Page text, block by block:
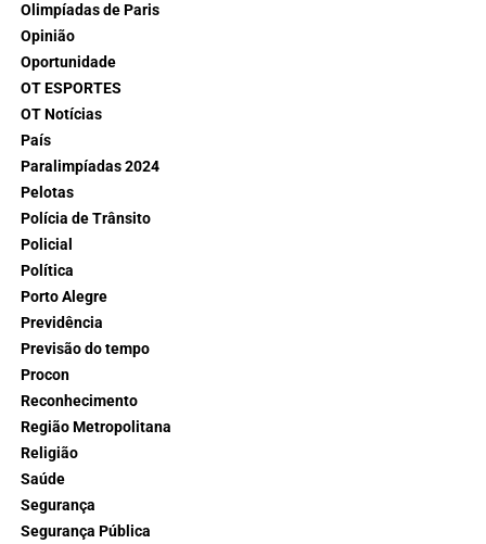
Olimpíadas de Paris
Opinião
Oportunidade
OT ESPORTES
OT Notícias
País
Paralimpíadas 2024
Pelotas
Polícia de Trânsito
Policial
Política
Porto Alegre
Previdência
Previsão do tempo
Procon
Reconhecimento
Região Metropolitana
Religião
Saúde
Segurança
Segurança Pública